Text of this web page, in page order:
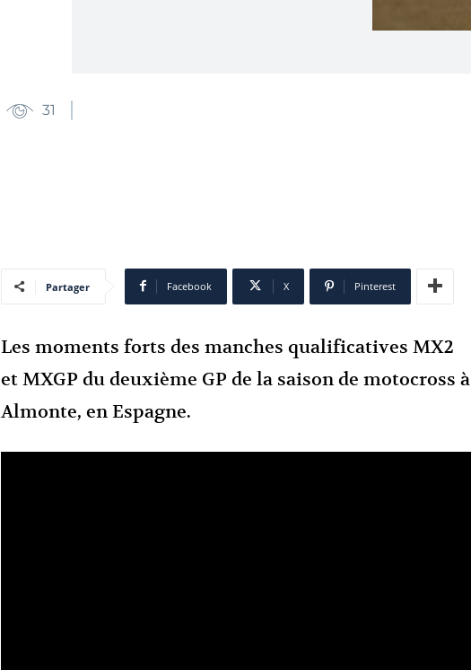
31
Partager Facebook X Pinterest
Les moments forts des manches qualificatives MX2
et MXGP du deuxième GP de la saison de motocross à
Almonte, en Espagne.